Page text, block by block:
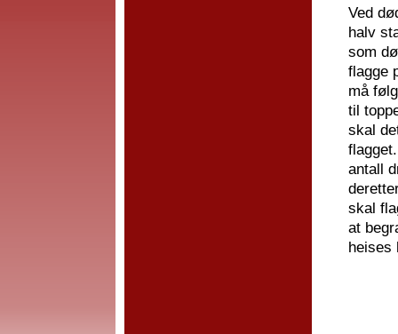
Ved
halv
som
flagge
må
til
skal
antall
skal
at
heises